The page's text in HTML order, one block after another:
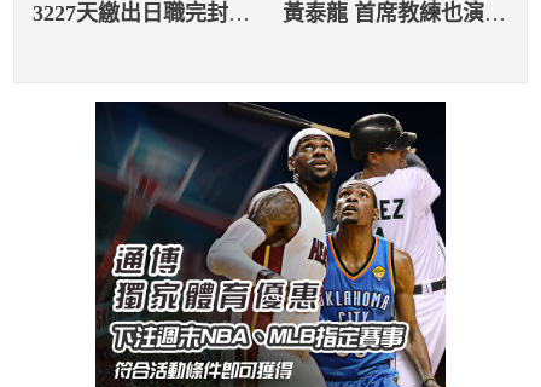
3227天繳出日職完封勝
黃泰龍 首席教練也演大